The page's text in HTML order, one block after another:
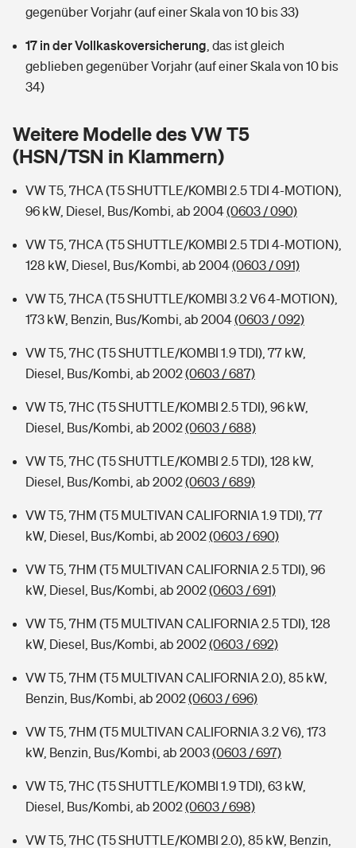
Tools
Hochwasser-Check: Wie gefährdet ist Ihr Haus?
Sie haben Fragen?
Hundehalter-Haftpflicht
Handyversicherung
Private Cyberversicherung
Zur Übersicht
Kinderunfall-Check: Mehr Sicherheit für deine Kids
Typklassen: So ist Ihr Auto eingestuft
Sie haben Fragen?
Tools
Wer versichert was: Jetzt Versicherer finden
Rentenrechner: Wie viel Geld bekomme ich im Alter?
gegenüber Vorjahr (auf einer Skala von 10 bis 33)
17 in der Vollkaskoversicherung das ist gleich
geblieben gegenüber Vorjahr (auf einer Skala von 10 bis
34)
Weitere Modelle des VW T5
(HSN/TSN in Klammern)
VW T5, 7HCA (T5 SHUTTLE/KOMBI 2.5 TDI 4-MOTION),
96 kW, Diesel, Bus/Kombi, ab 2004(0603 / 090)
VW T5, 7HCA (T5 SHUTTLE/KOMBI 2.5 TDI 4-MOTION),
128 kW, Diesel, Bus/Kombi, ab 2004(0603 / 091)
VW T5, 7HCA (T5 SHUTTLE/KOMBI 3.2 V6 4-MOTION),
173 kW, Benzin, Bus/Kombi, ab 2004(0603 / 092)
VW T5, 7HC (T5 SHUTTLE/KOMBI 1.9 TDI), 77 kW,
Diesel, Bus/Kombi, ab 2002(0603 / 687)
VW T5, 7HC (T5 SHUTTLE/KOMBI 2.5 TDI), 96 kW,
Diesel, Bus/Kombi, ab 2002(0603 / 688)
VW T5, 7HC (T5 SHUTTLE/KOMBI 2.5 TDI), 128 kW,
Diesel, Bus/Kombi, ab 2002(0603 / 689)
VW T5, 7HM (T5 MULTIVAN CALIFORNIA 1.9 TDI), 77
kW, Diesel, Bus/Kombi, ab 2002(0603 / 690)
VW T5, 7HM (T5 MULTIVAN CALIFORNIA 2.5 TDI), 96
kW, Diesel, Bus/Kombi, ab 2002(0603 / 691)
VW T5, 7HM (T5 MULTIVAN CALIFORNIA 2.5 TDI), 128
kW, Diesel, Bus/Kombi, ab 2002(0603 / 692)
VW T5, 7HM (T5 MULTIVAN CALIFORNIA 2.0), 85 kW,
Benzin, Bus/Kombi, ab 2002(0603 / 696)
VW T5, 7HM (T5 MULTIVAN CALIFORNIA 3.2 V6), 173
kW, Benzin, Bus/Kombi, ab 2003(0603 / 697)
VW T5, 7HC (T5 SHUTTLE/KOMBI 1.9 TDI), 63 kW,
Diesel, Bus/Kombi, ab 2002(0603 / 698)
VW T5, 7HC (T5 SHUTTLE/KOMBI 2.0), 85 kW, Benzin,